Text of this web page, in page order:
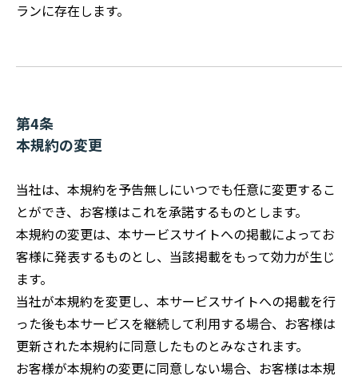
ランに存在します。
第4条
本規約の変更
当社は、本規約を予告無しにいつでも任意に変更するこ
とができ、お客様はこれを承諾するものとします。
本規約の変更は、本サービスサイトへの掲載によってお
客様に発表するものとし、当該掲載をもって効力が生じ
ます。
当社が本規約を変更し、本サービスサイトへの掲載を行
った後も本サービスを継続して利用する場合、お客様は
更新された本規約に同意したものとみなされます。
お客様が本規約の変更に同意しない場合、お客様は本規